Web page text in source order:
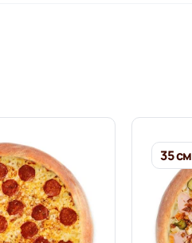
35 см